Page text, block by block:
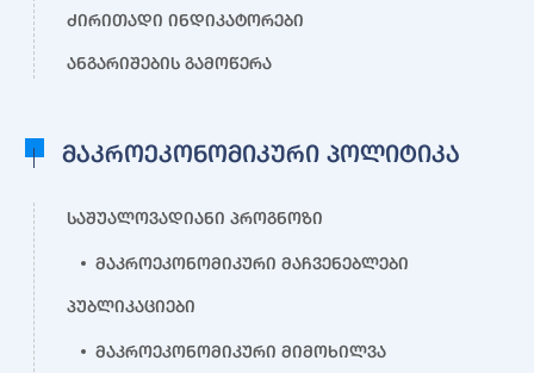
ძირითადი ინდიკატორები
ანგარიშების გამოწერა
მაკროეკონომიკური პოლიტიკა
საშუალოვადიანი პროგნოზი
მაკროეკონომიკური მაჩვენებლები
პუბლიკაციები
მაკროეკონომიკური მიმოხილვა